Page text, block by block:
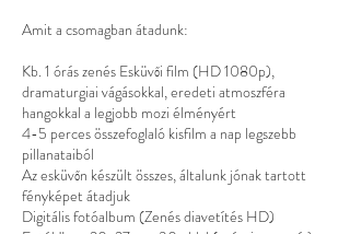
Amit a csomagban átadunk:
Kb. 1 órás zenés Esküvői film (HD 1080p),
dramaturgiai vágásokkal, eredeti atmoszféra
hangokkal a legjobb mozi élményért
4-5 perces összefoglaló kisfilm a nap legszebb
pillanataiból
Az esküvőn készült összes, általunk jónak tartott
fényképet átadjuk
Digitális fotóalbum (Zenés diavetítés HD)